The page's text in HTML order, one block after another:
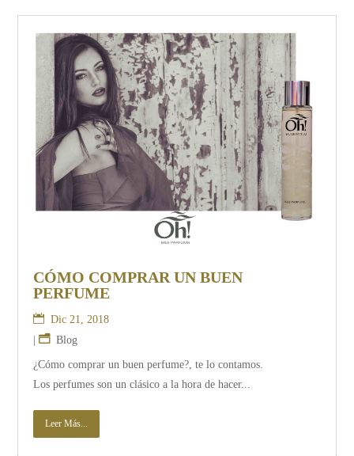
CÓMO COMPRAR UN BUEN
PERFUME
Dic 21, 2018
|
Blog
¿Cómo comprar un buen perfume?, te lo contamos.
Los perfumes son un clásico a la hora de hacer...
Leer Más...